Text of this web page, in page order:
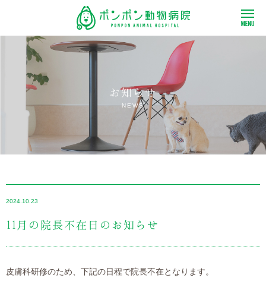
お知らせ
NEWS
2024.10.23
11月の院長不在日のお知らせ
皮膚科研修のため、下記の日程で院長不在となります。